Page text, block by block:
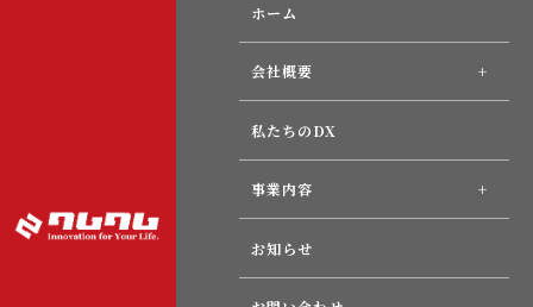
ホーム
会社概要
私たちのDX
事業内容
お知らせ